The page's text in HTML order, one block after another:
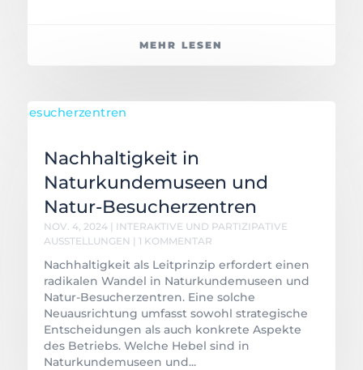
MEHR LESEN
Nachhaltigkeit in
Naturkundemuseen und
Natur-Besucherzentren
NOV. 4, 2024| INTERAKTIVE UND PARTIZIPATIVE
AUSSTELLUNGEN | 1 KOMMENTAR
Nachhaltigkeit als Leitprinzip erfordert einen
radikalen Wandel in Naturkundemuseen und
Natur-Besucherzentren. Eine solche
Neuausrichtung umfasst sowohl strategische
Entscheidungen als auch konkrete Aspekte
des Betriebs. Welche Hebel sind in
Naturkundemuseen und...